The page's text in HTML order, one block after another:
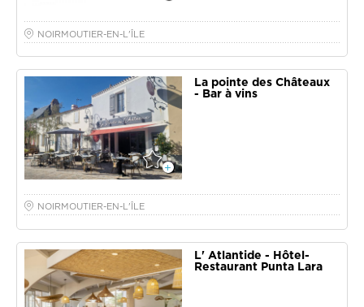
NOIRMOUTIER-EN-L'ÎLE
La pointe des Châteaux
- Bar à vins
NOIRMOUTIER-EN-L'ÎLE
L' Atlantide - Hôtel-
Restaurant Punta Lara